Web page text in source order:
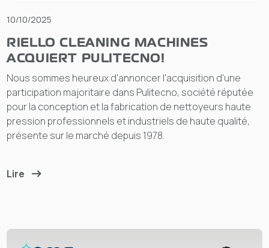
10/10/2025
RIELLO CLEANING MACHINES
ACQUIERT PULITECNO!
Nous sommes heureux d'annoncer l'acquisition d'une
participation majoritaire dans Pulitecno, société réputée
pour la conception et la fabrication de nettoyeurs haute
pression professionnels et industriels de haute qualité,
présente sur le marché depuis 1978.
Lire